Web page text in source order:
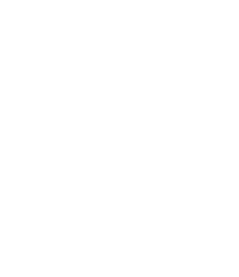
D.; Dockrell, J; Steuermann T;